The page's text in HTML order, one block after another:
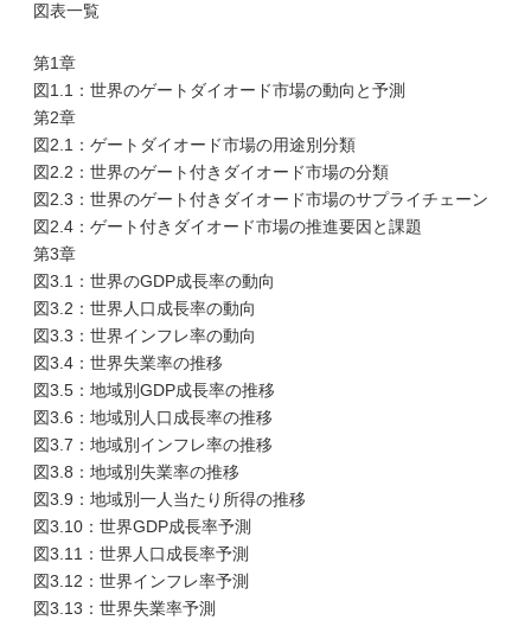
図表一覧
第1章
図1.1：世界のゲートダイオード市場の動向と予測
第2章
図2.1：ゲートダイオード市場の用途別分類
図2.2：世界のゲート付きダイオード市場の分類
図2.3：世界のゲート付きダイオード市場のサプライチェーン
図2.4：ゲート付きダイオード市場の推進要因と課題
第3章
図3.1：世界のGDP成長率の動向
図3.2：世界人口成長率の動向
図3.3：世界インフレ率の動向
図3.4：世界失業率の推移
図3.5：地域別GDP成長率の推移
図3.6：地域別人口成長率の推移
図3.7：地域別インフレ率の推移
図3.8：地域別失業率の推移
図3.9：地域別一人当たり所得の推移
図3.10：世界GDP成長率予測
図3.11：世界人口成長率予測
図3.12：世界インフレ率予測
図3.13：世界失業率予測